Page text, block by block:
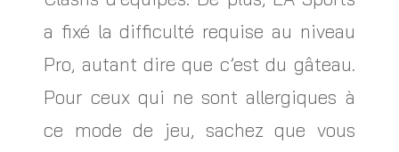
a fixé la difficulté requise au niveau
Pro, autant dire que c’est du gâteau.
Pour ceux qui ne sont allergiques à
ce mode de jeu, sachez que vous